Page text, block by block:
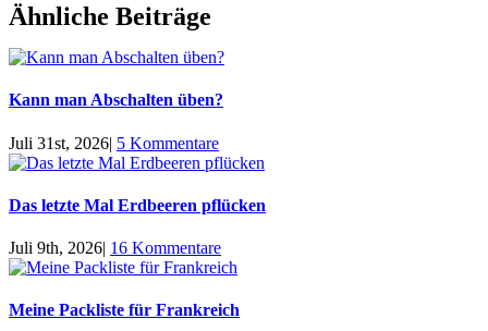
Ähnliche Beiträge
Kann man Abschalten üben?
Juli 31st, 2026| 5 Kommentare
Das letzte Mal Erdbeeren pflücken
Juli 9th, 2026| 16 Kommentare
Meine Packliste für Frankreich